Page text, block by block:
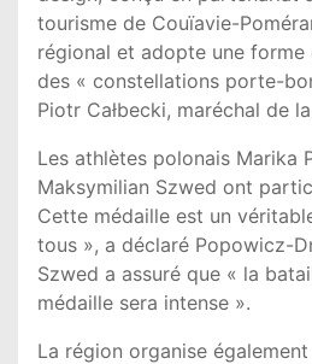
tourisme de Couïavie-
régional et adopte une forme
des « constellations porte-
Piotr Całbecki, maréchal de
Les athlètes polonais Marika
Maksymilian Szwed ont
Cette médaille est un
tous », a déclaré Popowicz-
Szwed a assuré que « la
médaille sera intense ».
La région organise